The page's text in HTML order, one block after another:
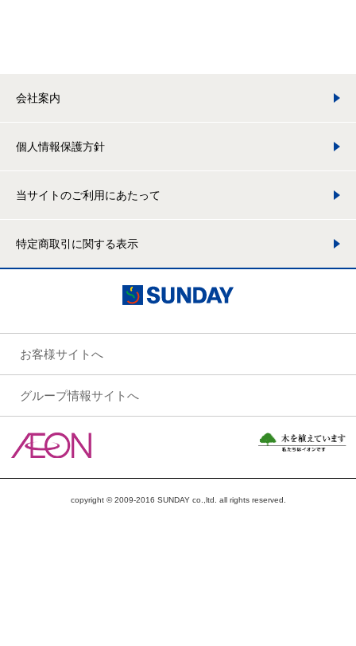
会社案内
個人情報保護方針
当サイトのご利用にあたって
特定商取引に関する表示
お客様サイトへ
グループ情報サイトへ
copyright © 2009-2016 SUNDAY co.,ltd. all rights reserved.